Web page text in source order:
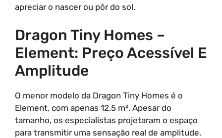
apreciar o nascer ou pôr do sol.
Dragon Tiny Homes –
Element: Preço Acessível E
Amplitude
O menor modelo da Dragon Tiny Homes é o
Element, com apenas 12.5 m². Apesar do
tamanho, os especialistas projetaram o espaço
para transmitir uma sensação real de amplitude,